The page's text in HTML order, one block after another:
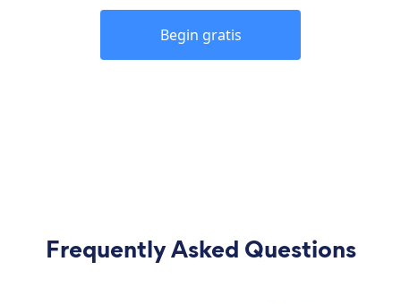
Begin gratis
Frequently Asked Questions